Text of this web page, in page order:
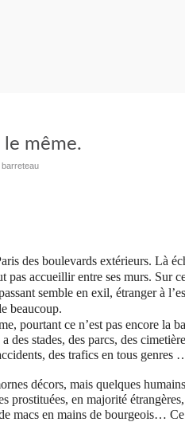
le même.
barreteau
des boulevards extérieurs. Là
pas accueillir entre ses murs. Sur
semble en exil, étranger à
beaucoup.
pourtant ce n’est pas encore la
des stades, des parcs, des
des trafics en tous genres
décors, mais quelques
prostituées, en majorité
macs en mains de bourgeois…